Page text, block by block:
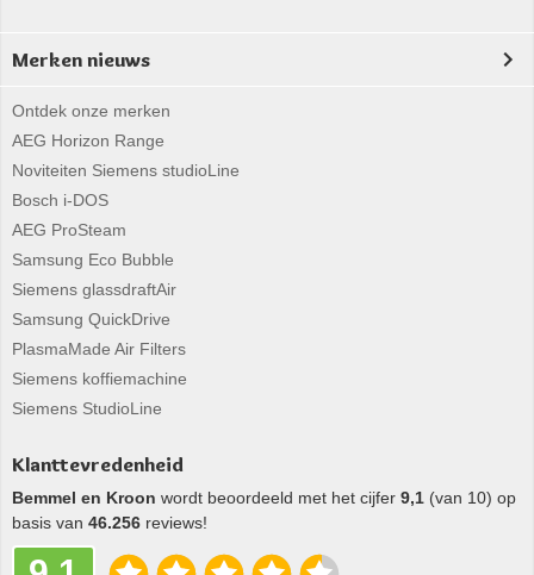
Merken nieuws
Ontdek onze merken
AEG Horizon Range
Noviteiten Siemens studioLine
Bosch i-DOS
AEG ProSteam
Samsung Eco Bubble
Siemens glassdraftAir
Samsung QuickDrive
PlasmaMade Air Filters
Siemens koffiemachine
Siemens StudioLine
Klanttevredenheid
Bemmel en Kroon wordt beoordeeld met het cijfer 9,1 (van 10) op
basis van 46.256 reviews!